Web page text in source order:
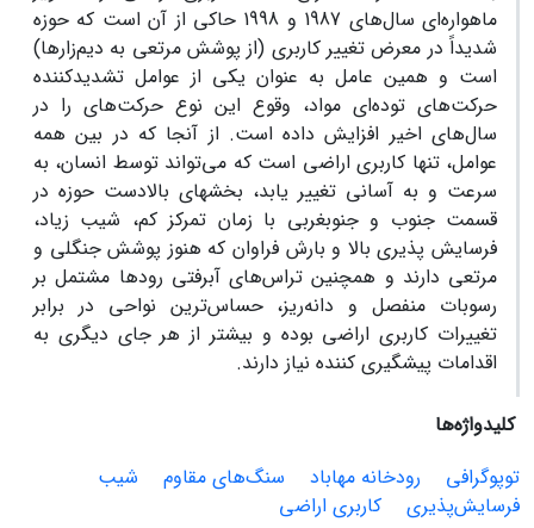
ماهواره‌ای سال‌های 1987 و 1998 حاکی از آن است که حوزه
شدیداً در معرض تغییر کاربری (از پوشش مرتعی به دیم‌زارها)
است و همین عامل به عنوان یکی از عوامل تشدیدکننده
حرکت‌های توده‌ای مواد، وقوع این نوع حرکت‌های را در
سال‌های اخیر افزایش داده است. از آنجا که در بین همه
عوامل، تنها کاربری اراضی است که می‌تواند توسط انسان، به
سرعت و به آسانی تغییر یابد، بخشهای بالادست حوزه در
قسمت جنوب و جنوبغربی با زمان تمرکز کم، شیب زیاد،
فرسایش پذیری بالا و بارش فراوان که هنوز پوشش جنگلی و
مرتعی دارند و همچنین تراس‌های آبرفتی رودها مشتمل بر
رسوبات منفصل و دانه‌ریز، حساس‌ترین نواحی در برابر
تغییرات کاربری اراضی بوده و بیشتر از هر جای دیگری به
اقدامات پیشگیری کننده نیاز دارند.
کلیدواژه‌ها
توپوگرافی
رودخانه مهاباد سنگ‌های مقاوم
شیب
فرسایش‌پذیری
کاربری اراضی